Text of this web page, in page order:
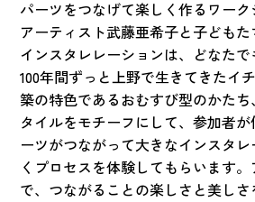
パーツをつなげて楽しく作るワーク
アーティスト武藤亜希子と子ども
インスタレレーションは、どなたで
100年間ずっと上野で生きてきたイ
築の特色であるおむすび型のかた
タイルをモチーフにして、参加者
ーツがつながって大きなインスタ
くプロセスを体験してもらいます
で、つながることの楽しさと美しさ